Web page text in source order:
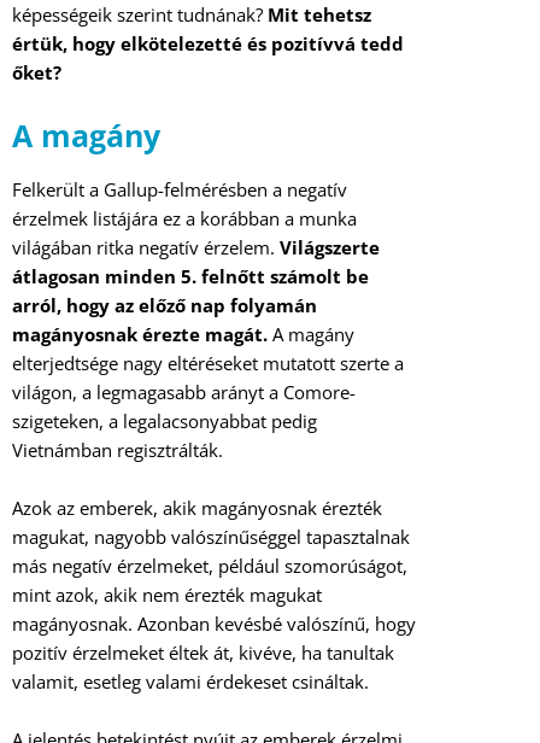
képességeik szerint tudnának? Mit tehetsz
értük, hogy elkötelezetté és pozitívvá tedd
őket?
A magány
Felkerült a Gallup-felmérésben a negatív
érzelmek listájára ez a korábban a munka
világában ritka negatív érzelem. Világszerte
átlagosan minden 5. felnőtt számolt be
arról, hogy az előző nap folyamán
magányosnak érezte magát. A magány
elterjedtsége nagy eltéréseket mutatott szerte a
világon, a legmagasabb arányt a Comore-
szigeteken, a legalacsonyabbat pedig
Vietnámban regisztrálták.
Azok az emberek, akik magányosnak érezték
magukat, nagyobb valószínűséggel tapasztalnak
más negatív érzelmeket, például szomorúságot,
mint azok, akik nem érezték magukat
magányosnak. Azonban kevésbé valószínű, hogy
pozitív érzelmeket éltek át, kivéve, ha tanultak
valamit, esetleg valami érdekeset csináltak.